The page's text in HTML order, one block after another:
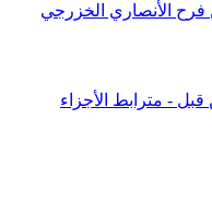
فرح الأنصاري الخزرجي
- مترابط الأجزاء